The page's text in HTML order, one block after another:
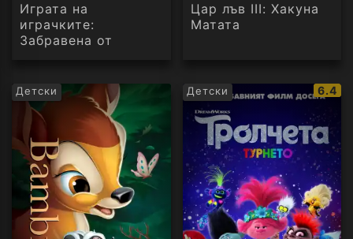
Играта на
играчките:
Забравена от
Цар лъв III: Хакуна
Матата
Детски Детски
IMDb
6.4